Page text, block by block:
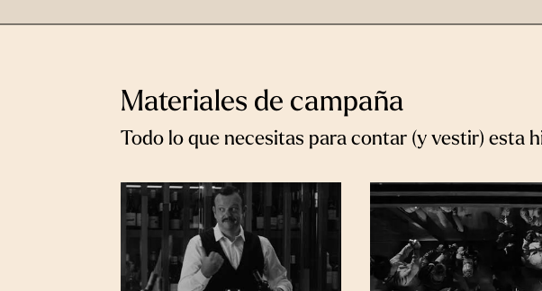
Materiales de campaña
Todo lo que necesitas para contar (y vestir) esta